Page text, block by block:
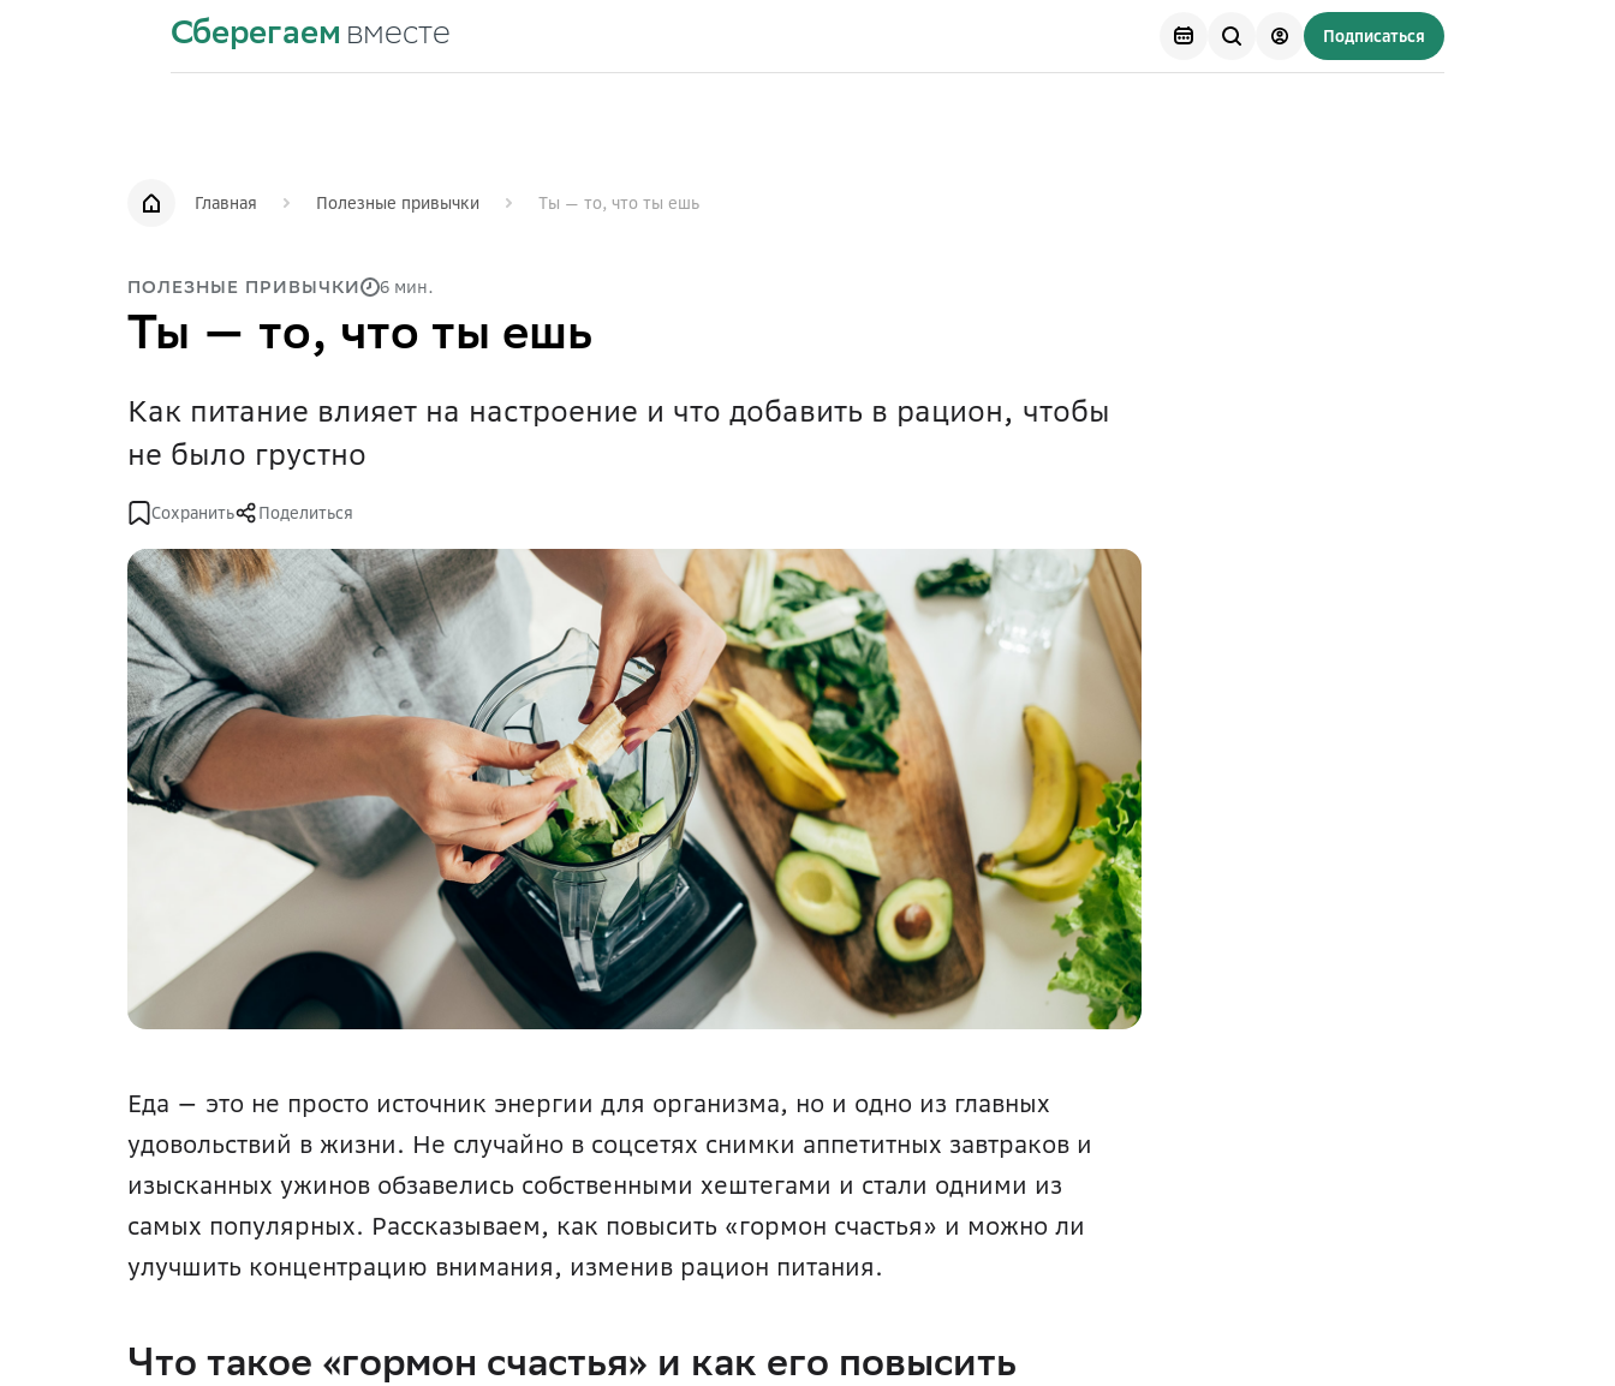
Сберегаем вместе Подписаться
Главная Полезные привычки Ты — то, что ты ешь
ПОЛЕЗНЫЕ ПРИВЫЧКИ 6 мин.
Ты — то, что ты ешь
Как питание влияет на настроение и что добавить в рацион, чтобы
не было грустно
Сохранить Поделиться
Еда — это не просто источник энергии для организма, но и одно из главных
удовольствий в жизни. Не случайно в соцсетях снимки аппетитных завтраков и
изысканных ужинов обзавелись собственными хештегами и стали одними из
самых популярных. Рассказываем, как повысить «гормон счастья» и можно ли
улучшить концентрацию внимания, изменив рацион питания.
Что такое «гормон счастья» и как его повысить